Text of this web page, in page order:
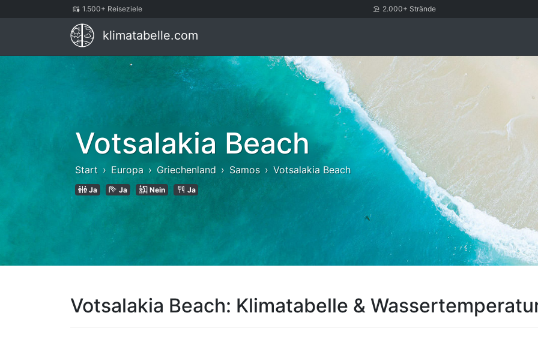
1.500+ Reiseziele 2.000+ Strände
klimatabelle.com
Votsalakia Beach
Start Europa Griechenland Samos Votsalakia Beach
Ja Ja Nein Ja
Votsalakia Beach: Klimatabelle &